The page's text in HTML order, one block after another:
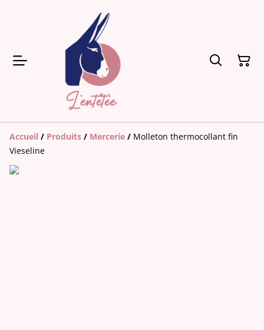
Accueil / Produits / Mercerie / Molleton thermocollant fin
Vieseline